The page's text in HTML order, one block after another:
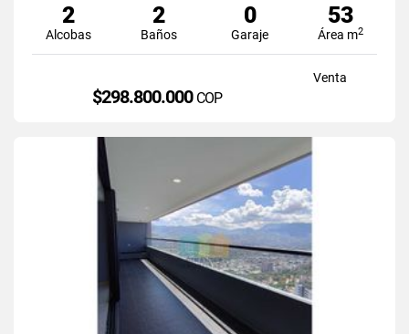
2
Alcobas
2
Baños
0
Garaje
53
Área m2
Venta
$298.800.000 COP